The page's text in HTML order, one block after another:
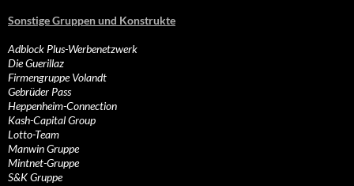
Sonstige Gruppen und Konstrukte
Adblock Plus-Werbenetzwerk
Die Guerillaz
Firmengruppe Volandt
Gebrüder Pass
Heppenheim-Connection
Kash-Capital Group
Lotto-Team
Manwin Gruppe
Mintnet-Gruppe
S&K Gruppe